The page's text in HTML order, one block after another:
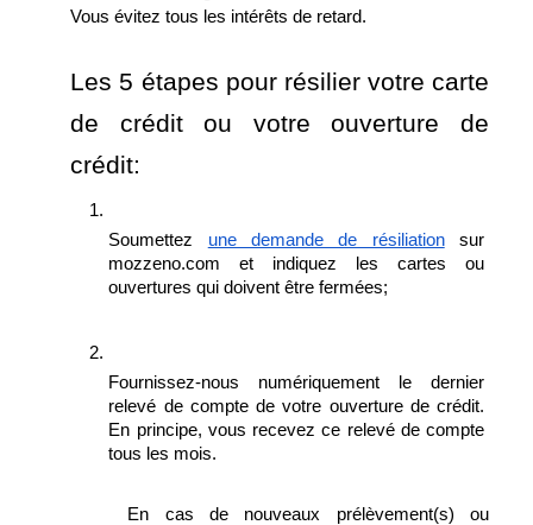
Vous évitez tous les intérêts de retard.
Les 5 étapes pour résilier votre carte
de crédit ou votre ouverture de
crédit:
Soumettez une demande de résiliation sur
mozzeno.com et indiquez les cartes ou
ouvertures qui doivent être fermées;
Fournissez-nous numériquement le dernier
relevé de compte de votre ouverture de crédit.
En principe, vous recevez ce relevé de compte
tous les mois.
En cas de nouveaux prélèvement(s) ou